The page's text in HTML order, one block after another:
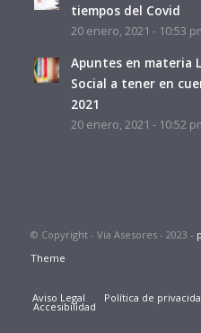
tiempos del Covid
20 enero, 2021 - 10:53
Apuntes en materia
Social a tener en
2021
20 enero, 2021 - 10:52
© Copyright - Via Asesores - 2023 -
Theme
Aviso Legal Política de
Accesibilidad